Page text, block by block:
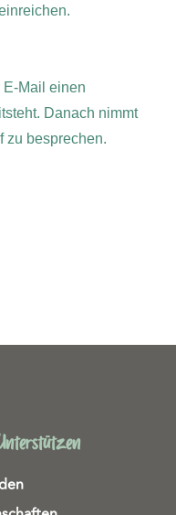
E-Mail einen
Danach nimmt
zu besprechen.